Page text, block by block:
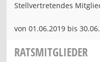
Stellvertretendes
von 01.06.2019 bis
RATSMITGLIEDER